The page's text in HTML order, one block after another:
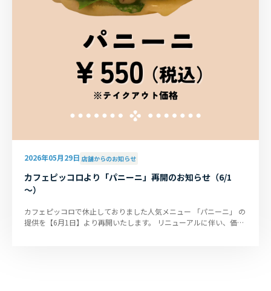
2026年05月29日 店舗からのお知らせ
カフェピッコロより「パニーニ」再開のお知らせ（6/1
～）
カフェピッコロで休止しておりました人気メニュー 「パニーニ」 の
提供を【6月1日】より再開いたします。 リニューアルに伴い、価格